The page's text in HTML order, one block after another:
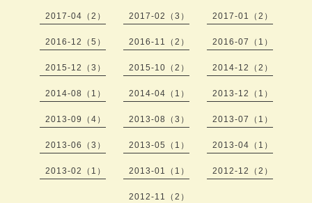
2017-04（2） 2017-02（3） 2017-01（2）
2016-12（5） 2016-11（2） 2016-07（1）
2015-12（3） 2015-10（2） 2014-12（2）
2014-08（1） 2014-04（1） 2013-12（1）
2013-09（4） 2013-08（3） 2013-07（1）
2013-06（3） 2013-05（1） 2013-04（1）
2013-02（1） 2013-01（1） 2012-12（2）
2012-11（2）